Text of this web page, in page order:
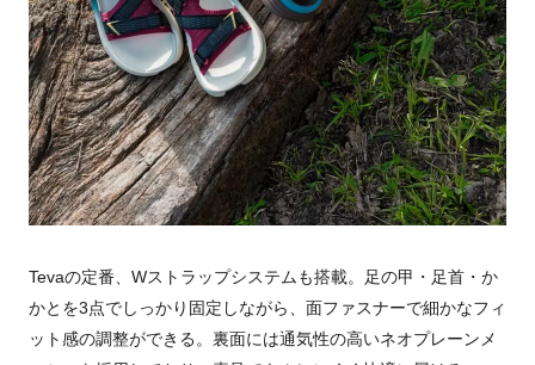
Tevaの定番、Wストラップシステムも搭載。足の甲・足首・か
かとを3点でしっかり固定しながら、面ファスナーで細かなフィ
ット感の調整ができる。裏面には通気性の高いネオプレーンメ